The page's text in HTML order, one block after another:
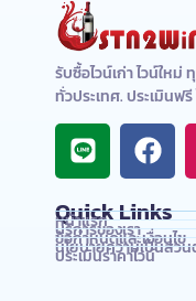
รับซื้อไวน์เก่า ไวน์ให
ทั่วประเทศ. ประเมินฟ
Quick Links
หน้าแรก
บริการของเรา
ข้อกำหนดและเงื่อนไข
นโยบายความเป็นส่ว
ประเมินราคาไวน์